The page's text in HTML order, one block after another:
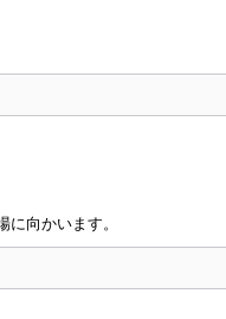
向かいます。